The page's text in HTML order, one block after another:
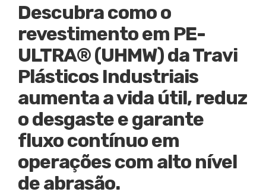
Descubra como o
revestimento em PE-
ULTRA® (UHMW) da Travi
Plásticos Industriais
aumenta a vida útil, reduz
o desgaste e garante
fluxo contínuo em
operações com alto nível
de abrasão.